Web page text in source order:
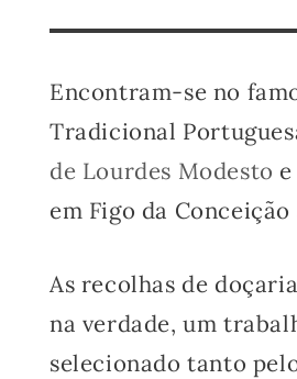
Encontram-se no
Tradicional
de Lourdes Modesto
em Figo da
As recolhas de
na verdade, um
selecionado tanto